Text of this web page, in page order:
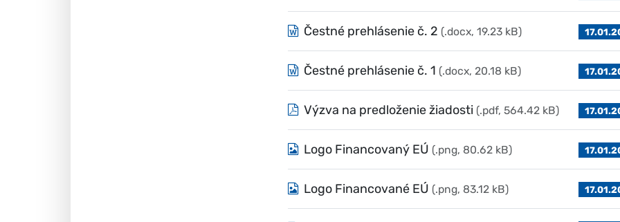
Čestné prehlásenie č. 2 (.docx, 19.23 kB)
Čestné prehlásenie č. 1 (.docx, 20.18 kB)
Výzva na predloženie žiadosti (.pdf, 564.42 kB)
Logo Financovaný EÚ (.png, 80.62 kB)
Logo Financované EÚ (.png, 83.12 kB)